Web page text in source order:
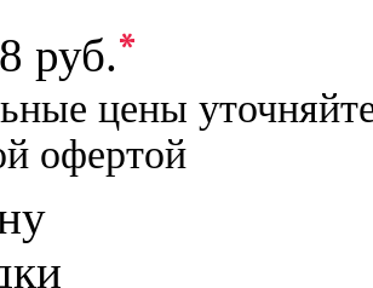
руб.*
цены
офертой